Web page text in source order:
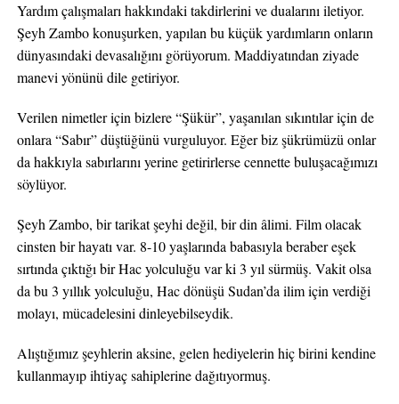
Yardım çalışmaları hakkındaki takdirlerini ve dualarını iletiyor.
Şeyh Zambo konuşurken, yapılan bu küçük yardımların onların
dünyasındaki devasalığını görüyorum. Maddiyatından ziyade
manevi yönünü dile getiriyor.
Verilen nimetler için bizlere “Şükür”, yaşanılan sıkıntılar için de
onlara “Sabır” düştüğünü vurguluyor. Eğer biz şükrümüzü onlar
da hakkıyla sabırlarını yerine getirirlerse cennette buluşacağımızı
söylüyor.
Şeyh Zambo, bir tarikat şeyhi değil, bir din âlimi. Film olacak
cinsten bir hayatı var. 8-10 yaşlarında babasıyla beraber eşek
sırtında çıktığı bir Hac yolculuğu var ki 3 yıl sürmüş. Vakit olsa
da bu 3 yıllık yolculuğu, Hac dönüşü Sudan’da ilim için verdiği
molayı, mücadelesini dinleyebilseydik.
Alıştığımız şeyhlerin aksine, gelen hediyelerin hiç birini kendine
kullanmayıp ihtiyaç sahiplerine dağıtıyormuş.